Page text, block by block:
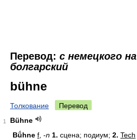
Перевод: с немецкого на
болгарский
bühne
Толкование Перевод
1
Bühne
Bǘhne f , -n 1. сцена; подиум; 2. Tech